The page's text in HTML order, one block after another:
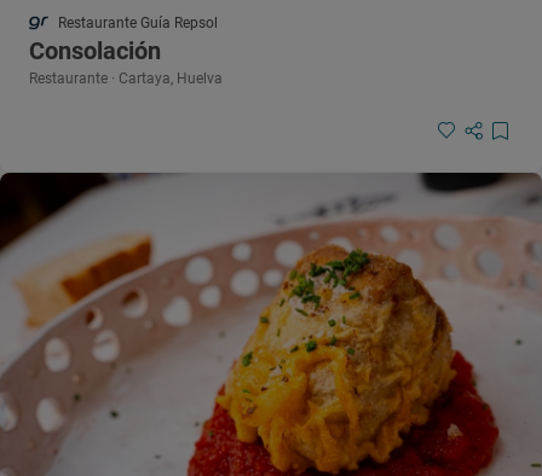
Restaurante Guía Repsol
Consolación
Restaurante · Cartaya, Huelva